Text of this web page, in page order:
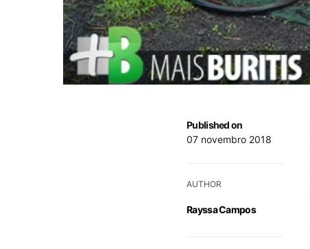
Published on
07 novembro 2018
AUTHOR
Rayssa Campos